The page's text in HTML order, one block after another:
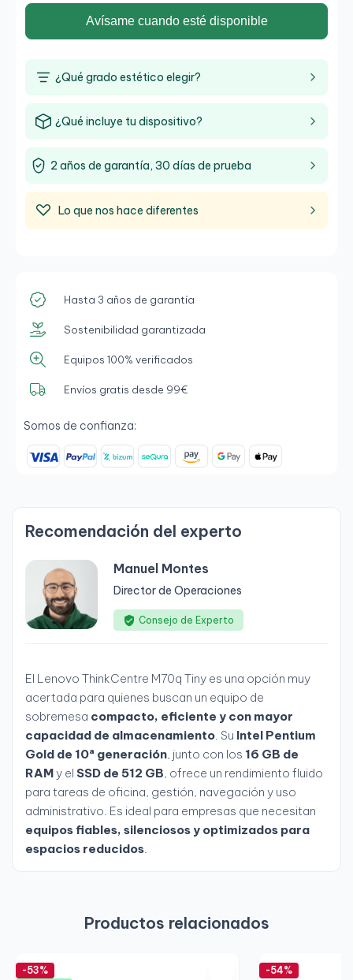
Avísame cuando esté disponible
¿Qué grado estético elegir?
¿Qué incluye tu dispositivo?
2 años de garantía, 30 días de prueba
Lo que nos hace diferentes
Hasta 3 años de garantía
Sostenibilidad garantizada
Equipos 100% verificados
Envíos gratis desde 99€
Somos de confianza:
Recomendación del experto
Manuel Montes
Director de Operaciones
Consejo de Experto
El Lenovo ThinkCentre M70q Tiny es una opción muy
acertada para quienes buscan un equipo de
sobremesa compacto, eficiente y con mayor
capacidad de almacenamiento. Su Intel Pentium
Gold de 10ª generación, junto con los 16 GB de
RAMy el SSD de 512 GB, ofrece un rendimiento fluido
para tareas de oficina, gestión, navegación y uso
administrativo. Es ideal para empresas que necesitan
equipos fiables, silenciosos y optimizados para
espacios reducidos.
Productos relacionados
-53%
-54%